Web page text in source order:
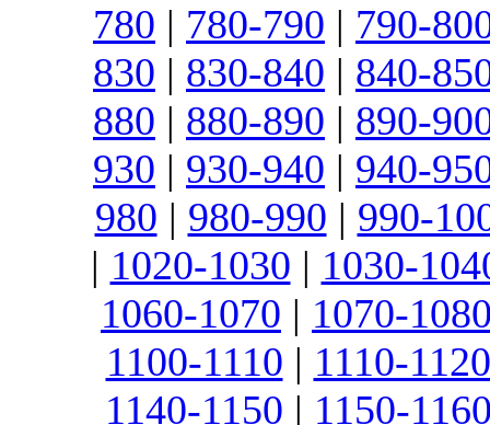
780 | 780-790 | 790-
830 | 830-840 | 840-
880 | 880-890 | 890-
930 | 930-940 | 940-
980 | 980-990 | 990-
| 1020-1030 | 1030-
1060-1070 | 1070-
1100-1110 | 1110-1120
1140-1150 | 1150-